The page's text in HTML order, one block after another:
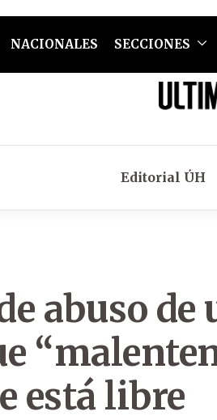
NACIONALES SECCIONES
Editorial ÚH
abuso
está libre